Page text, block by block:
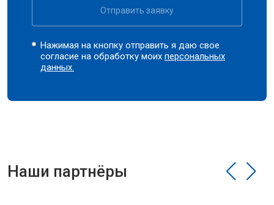
Отправить заявку
Нажимая на кнопку отправить я даю свое
согласие на обработку моихперсональных
данных.
Наши партнёры